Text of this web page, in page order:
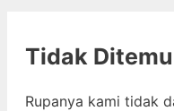
Tidak
Rupanya kami tidak